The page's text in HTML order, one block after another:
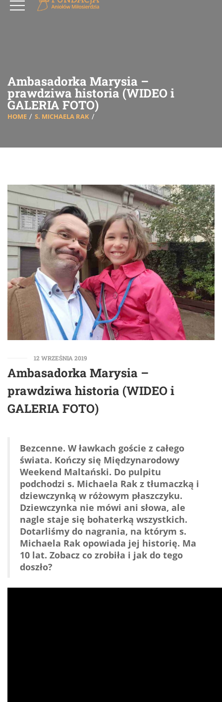
Ambasadorka Marysia –
prawdziwa historia (WIDEO i
GALERIA FOTO)
HOME S. MICHAELA RAK
12 WRZEŚNIA 2019
Ambasadorka Marysia –
prawdziwa historia (WIDEO i
GALERIA FOTO)
Bezcenne. W ławkach goście z całego
świata. Kończy się Międzynarodowy
Weekend Maltański. Do pulpitu
podchodzi s. Michaela Rak z tłumaczką i
dziewczynką w różowym płaszczyku.
Dziewczynka nie mówi ani słowa, ale
nagle staje się bohaterką wszystkich.
Dotarliśmy do nagrania, na którym s.
Michaela Rak opowiada jej historię. Ma
10 lat. Zobacz co zrobiła i jak do tego
doszło?